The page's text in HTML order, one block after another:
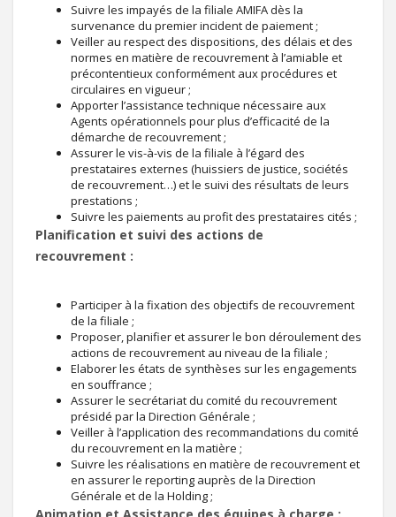
Suivre les impayés de la filiale AMIFA dès la
survenance du premier incident de paiement ;
Veiller au respect des dispositions, des délais et des
normes en matière de recouvrement à l’amiable et
précontentieux conformément aux procédures et
circulaires en vigueur ;
Apporter l’assistance technique nécessaire aux
Agents opérationnels pour plus d’efficacité de la
démarche de recouvrement ;
Assurer le vis-à-vis de la filiale à l’égard des
prestataires externes (huissiers de justice, sociétés
de recouvrement…) et le suivi des résultats de leurs
prestations ;
Suivre les paiements au profit des prestataires cités ;
Planification et suivi des actions de
recouvrement :
Participer à la fixation des objectifs de recouvrement
de la filiale ;
Proposer, planifier et assurer le bon déroulement des
actions de recouvrement au niveau de la filiale ;
Elaborer les états de synthèses sur les engagements
en souffrance ;
Assurer le secrétariat du comité du recouvrement
présidé par la Direction Générale ;
Veiller à l’application des recommandations du comité
du recouvrement en la matière ;
Suivre les réalisations en matière de recouvrement et
en assurer le reporting auprès de la Direction
Générale et de la Holding ;
Animation et Assistance des équipes à charge :